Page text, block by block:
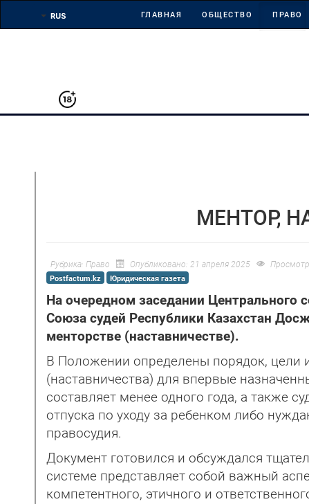
ГЛАВНАЯ ОБЩЕСТВО ПРАВО
МЕНТОР,
Рубрика: Право Опубликовано: 21 апреля 2025
Postfactum.kz Юридическая газета
На очередном заседании Центрального
Союза судей Республики Казахстан
менторстве (наставничестве).
В Положении определены порядок, цели
(наставничества) для впервые
составляет менее одного года, а также
отпуска по уходу за ребенком либо
правосудия.
Документ готовился и обсуждался
системе представляет собой важный
компетентного, этичного и